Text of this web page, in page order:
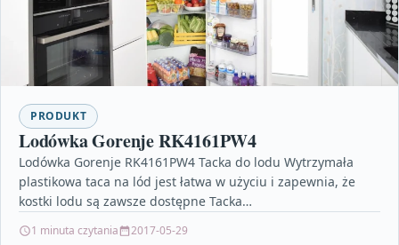
PRODUKT
Lodówka Gorenje RK4161PW4
Lodówka Gorenje RK4161PW4 Tacka do lodu Wytrzymała
plastikowa taca na lód jest łatwa w użyciu i zapewnia, że
kostki lodu są zawsze dostępne Tacka…
1 minuta czytania 2017-05-29